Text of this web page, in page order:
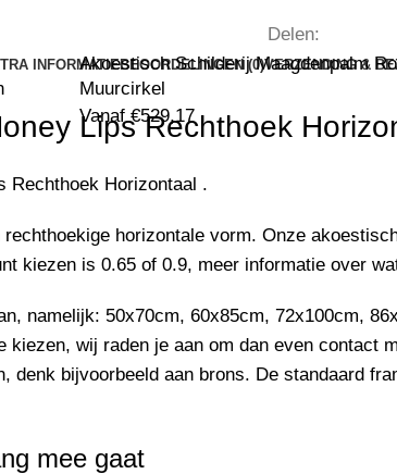
Delen:
INFORMATIEBEOORDELINGEN (0)VERZENDING &
Lips Rechthoek
Rechthoek Horizontaal .
horizontale vorm. Onze
kiezen is 0.65 of 0.9, meer informatie over
namelijk: 50x70cm, 60x85cm, 72x100cm,
kiezen, wij raden je aan om dan even contact
denk bijvoorbeeld aan brons. De standaard
mee gaat
Akoestisch Schilderij Maagdenpalm
Muurcirkel
Vanaf €529,17